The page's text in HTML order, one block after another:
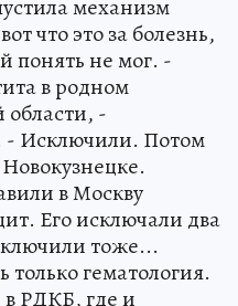
механизм
что это за болезнь,
понять не мог. -
в родном
области, -
- Исключили. Потом
в Москву
Его исключали два
тоже...
гематология.
в РДКБ, где и